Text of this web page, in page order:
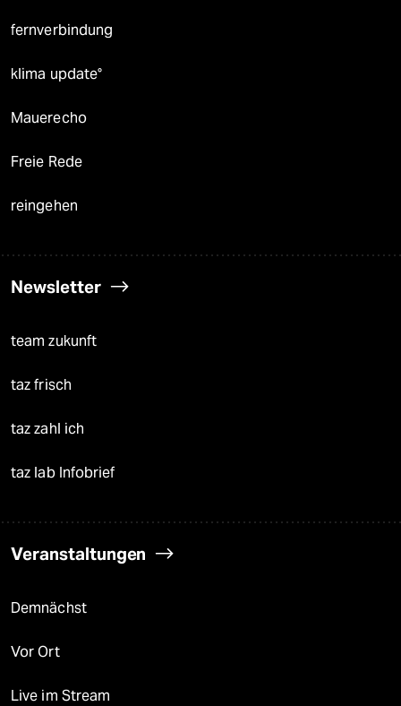
fernverbindung
klima update°
Mauerecho
Freie Rede
reingehen
Newsletter
team zukunft
taz frisch
taz zahl ich
taz lab Infobrief
Veranstaltungen
Demnächst
Vor Ort
Live im Stream